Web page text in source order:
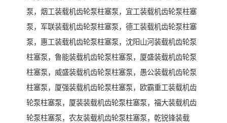
泵，烟工装载机齿轮泵柱塞泵，宜工装载机齿轮泵柱塞
泵，军联装载机齿轮泵柱塞泵，德工装载机齿轮泵柱塞
泵，惠工装载机齿轮泵柱塞泵，沈阳山河装载机齿轮泵
柱塞泵，鲁能装载机齿轮泵柱塞泵，厦盛装载机齿轮泵
柱塞泵，威盛装载机齿轮泵柱塞泵，愚公装载机齿轮泵
柱塞泵，厦强装载机齿轮泵柱塞泵，欧霸重工装载机齿
轮泵柱塞泵，厦装装载机齿轮泵柱塞泵，福大装载机齿
轮泵柱塞泵，农友装载机齿轮泵柱塞泵，乾锐锋装载